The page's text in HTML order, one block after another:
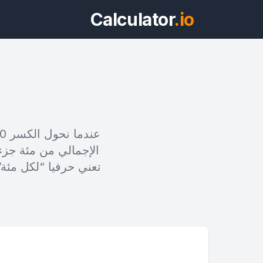
Calculator.io
تعني حرفيا “لكل